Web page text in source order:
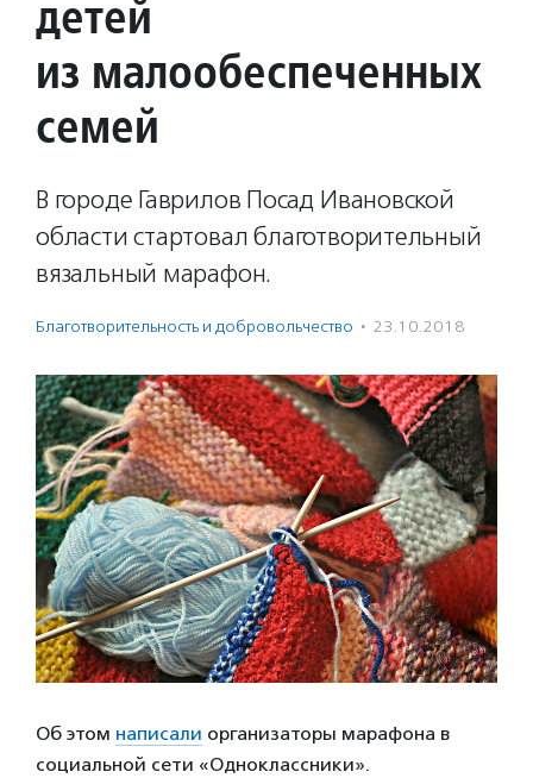
детей
из малообеспеченных
семей
В городе Гаврилов Посад Ивановской
области стартовал благотворительный
вязальный марафон.
Благотвори­тель­ность и доброволь­чест­во · 23.10.2018
Об этом написали организаторы марафона в
социальной сети «Одноклассники».